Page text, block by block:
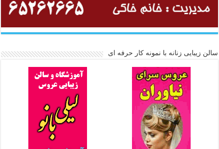
سالن زیبایی زنانه با نمونه کار حرفه ای